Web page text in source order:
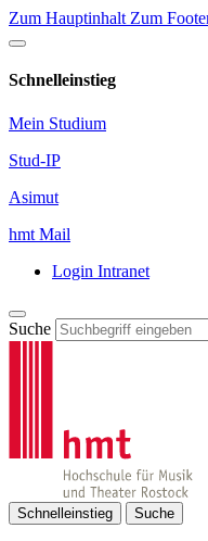
Zum Hauptinhalt Zum
Schnelleinstieg
Mein Studium
Stud-IP
Asimut
hmt Mail
Login Intranet
Suche
Schnelleinstieg Suche